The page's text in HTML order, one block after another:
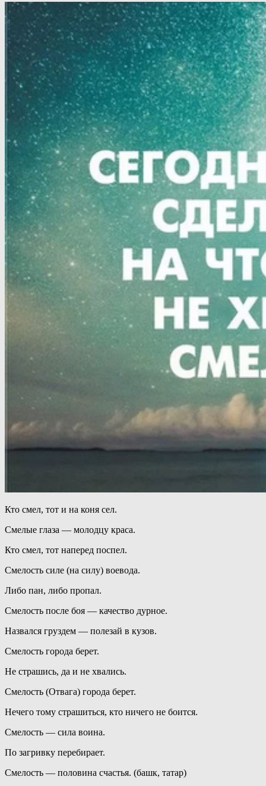
Кто смел, тот и на коня сел.
Смелые глаза — молодцу краса.
Кто смел, тот наперед поспел.
Смелость силе (на силу) воевода.
Либо пан, либо пропал.
Смелость после боя — качество дурное.
Назвался груздем — полезай в кузов.
Смелость города берет.
Не страшись, да и не хвались.
Смелость (Отвага) города берет.
Нечего тому страшиться, кто ничего не боится.
Смелость — сила воина.
По загривку перебирает.
Смелость — половина счастья. (башк, татар)